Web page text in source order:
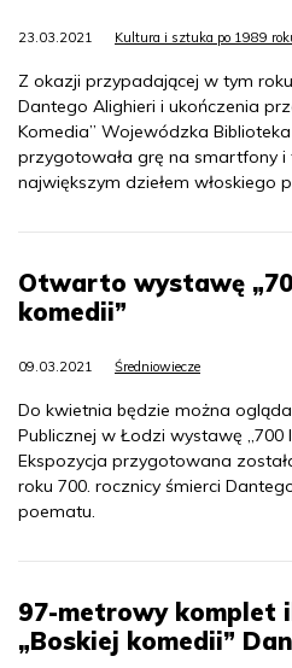
23.03.2021 Kultura i sztuka po 1989
Z okazji przypadającej w tym
Dantego Alighieri i ukończenia
Komedia” Wojewódzka
przygotowała grę na smartfony
największym dziełem włoskiego
Otwarto wystawę
komedii”
09.03.2021 Średniowiecze
Do kwietnia będzie można
Publicznej w Łodzi wystawę „700
Ekspozycja przygotowana
roku 700. rocznicy śmierci
poematu.
97-metrowy komplet
„Boskiej komedii”